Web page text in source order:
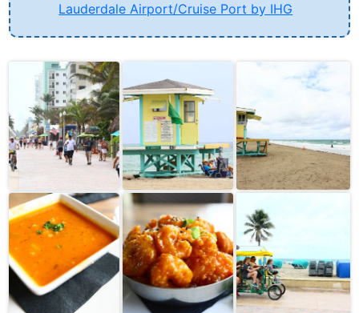
Lauderdale Airport/Cruise Port by IHG